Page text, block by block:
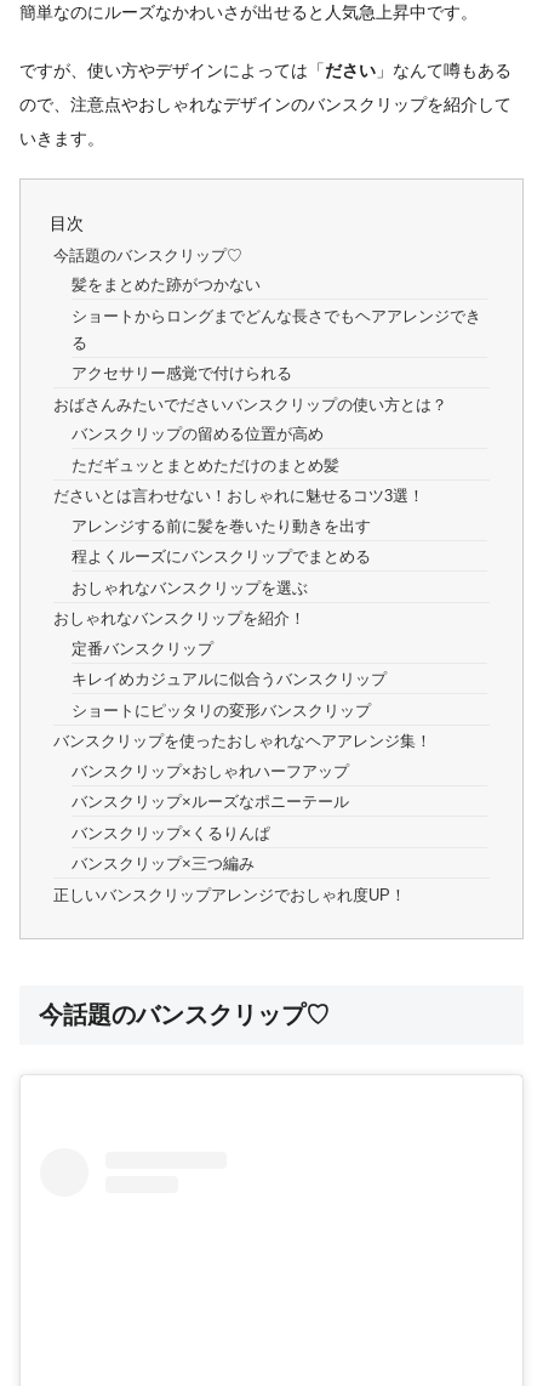
簡単なのにルーズなかわいさが出せると人気急上昇中です。
ですが、使い方やデザインによっては「ださい 」なんて噂もある
ので、注意点やおしゃれなデザインのバンスクリップを紹介して
いきます。
目次
今話題のバンスクリップ♡
髪をまとめた跡がつかない
ショートからロングまでどんな長さでもヘアアレンジでき
る
アクセサリー感覚で付けられる
おばさんみたいでださいバンスクリップの使い方とは？
バンスクリップの留める位置が高め
ただギュッとまとめただけのまとめ髪
ださいとは言わせない！おしゃれに魅せるコツ3選！
アレンジする前に髪を巻いたり動きを出す
程よくルーズにバンスクリップでまとめる
おしゃれなバンスクリップを選ぶ
おしゃれなバンスクリップを紹介！
定番バンスクリップ
キレイめカジュアルに似合うバンスクリップ
ショートにピッタリの変形バンスクリップ
バンスクリップを使ったおしゃれなヘアアレンジ集！
バンスクリップ×おしゃれハーフアップ
バンスクリップ×ルーズなポニーテール
バンスクリップ×くるりんぱ
バンスクリップ×三つ編み
正しいバンスクリップアレンジでおしゃれ度UP！
今話題のバンスクリップ♡